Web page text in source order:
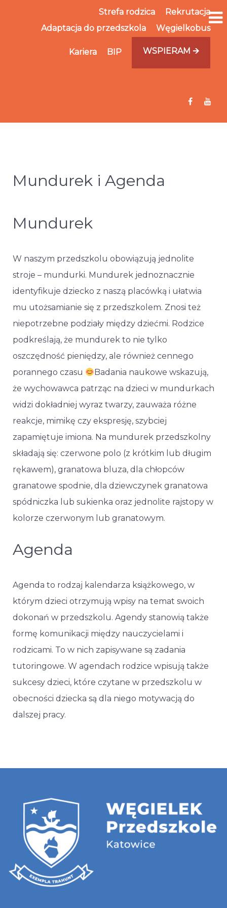
Strefa rodzica
Rekrutacja
Adaptacja do przedszkola
Węgielkobus
Kariera BIP WSPIERAM 🡪
Mundurek i Agenda
Mundurek
W naszym przedszkolu obowiązują jednolite
stroje – mundurki. Mundurek jednoznacznie
identyfikuje dziecko z naszą placówką i ułatwia
mu utożsamianie się z przedszkolem. Znosi też
niepotrzebne podziały między dziećmi. Rodzice
podkreślają, że mundurek to nie tylko
oszczędność pieniędzy, ale również cennego
porannego czasu
Badania naukowe wskazują,
że wychowawca patrząc na dzieci w mundurkach
widzi dokładniej wyraz twarzy, zauważa różne
reakcje, mimikę czy ekspresję, szybciej
zapamiętuje imiona. Na mundurek przedszkolny
składają się: czerwone polo (z krótkim lub długim
rękawem), granatowa bluza, dla chłopców
granatowe spodnie, dla dziewczynek granatowa
spódniczka lub sukienka oraz jednolite rajstopy w
kolorze czerwonym lub granatowym.
Agenda
Agenda to rodzaj kalendarza książkowego, w
którym dzieci otrzymują wpisy na temat swoich
dokonań w przedszkolu. Agendy stanowią także
formę komunikacji między nauczycielami i
rodzicami. To w nich zapisywane są zadania
tutoringowe. W agendach rodzice wpisują także
sukcesy dzieci, które czytane w przedszkolu w
obecności dziecka są dla niego motywacją do
dalszej pracy.